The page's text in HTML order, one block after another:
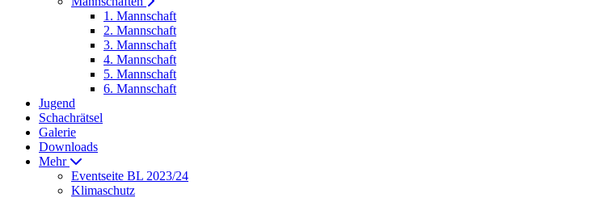
1. Mannschaft
2. Mannschaft
3. Mannschaft
4. Mannschaft
5. Mannschaft
6. Mannschaft
Jugend
Schachrätsel
Galerie
Downloads
Mehr
Eventseite BL 2023/24
Klimaschutz